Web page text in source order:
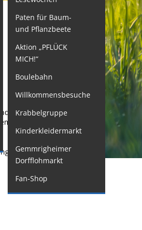
Paten für Baum-
und Pflanzbeete
Aktion „PFLÜCK
MICH!“
Boulebahn
Willkommensbesuche
Krabbelgruppe
Kinderkleidermarkt
Gemmrigheimer
Dorfflohmarkt
Fan-Shop
Ihrer
Arbeitgeber
vermeiden. Er ist